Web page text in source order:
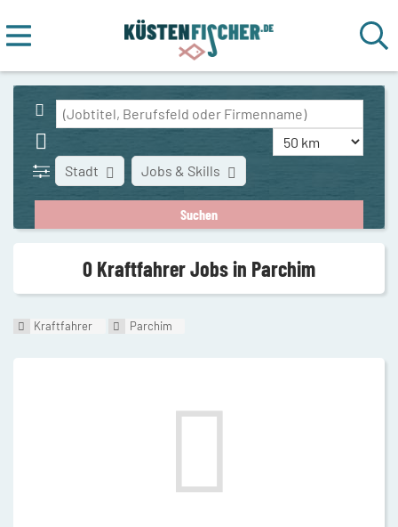
Stadt Jobs & Skills
0 Kraftfahrer Jobs in Parchim
Kraftfahrer Parchim